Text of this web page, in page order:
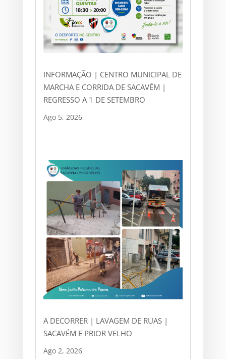
INFORMAÇÃO | CENTRO MUNICIPAL DE
MARCHA E CORRIDA DE SACAVÉM |
REGRESSO A 1 DE SETEMBRO
Ago 5, 2026
A DECORRER | LAVAGEM DE RUAS |
SACAVÉM E PRIOR VELHO
Ago 2, 2026